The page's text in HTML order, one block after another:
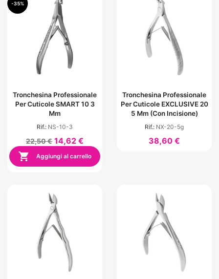
Tronchesina Professionale
Per Cuticole SMART 10 3
Mm
Rif.: NS-10-3
22,50 € 14,62 €
 Aggiungi al carrello
-35%
Tronchesina Professionale
Per Cuticole EXCLUSIVE 20
5 Mm (con Incisione)
Rif.: NX-20-5g
38,60 €